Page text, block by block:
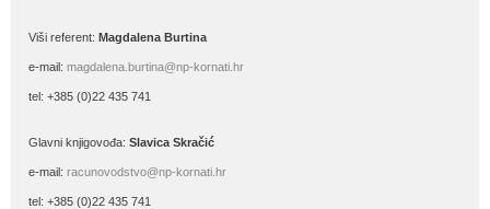
Viši referent: Magdalena Burtina
e-mail: magdalena.burtina@np-kornati.hr
tel: +385 (0)22 435 741
Glavni knjigovođa: Slavica Skračić
e-mail: racunovodstvo@np-kornati.hr
tel: +385 (0)22 435 741